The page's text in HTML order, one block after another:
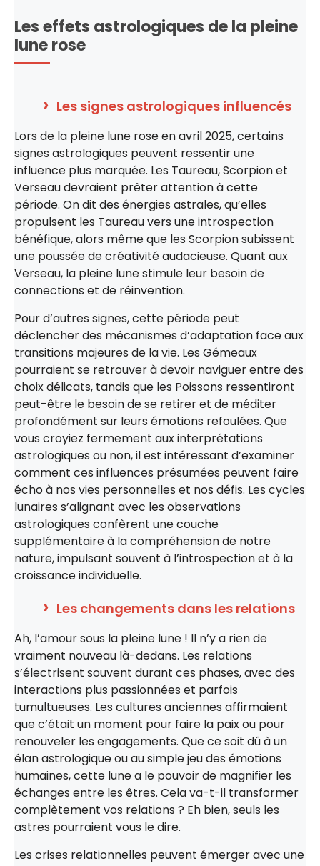
Les effets astrologiques de la pleine
lune rose
Les signes astrologiques influencés
Lors de la pleine lune rose en avril 2025, certains
signes astrologiques peuvent ressentir une
influence plus marquée. Les Taureau, Scorpion et
Verseau devraient prêter attention à cette
période. On dit des énergies astrales, qu’elles
propulsent les Taureau vers une introspection
bénéfique, alors même que les Scorpion subissent
une poussée de créativité audacieuse. Quant aux
Verseau, la pleine lune stimule leur besoin de
connections et de réinvention.
Pour d’autres signes, cette période peut
déclencher des mécanismes d’adaptation face aux
transitions majeures de la vie. Les Gémeaux
pourraient se retrouver à devoir naviguer entre des
choix délicats, tandis que les Poissons ressentiront
peut-être le besoin de se retirer et de méditer
profondément sur leurs émotions refoulées. Que
vous croyiez fermement aux interprétations
astrologiques ou non, il est intéressant d’examiner
comment ces influences présumées peuvent faire
écho à nos vies personnelles et nos défis. Les cycles
lunaires s’alignant avec les observations
astrologiques confèrent une couche
supplémentaire à la compréhension de notre
nature, impulsant souvent à l’introspection et à la
croissance individuelle.
Les changements dans les relations
Ah, l’amour sous la pleine lune ! Il n’y a rien de
vraiment nouveau là-dedans. Les relations
s’électrisent souvent durant ces phases, avec des
interactions plus passionnées et parfois
tumultueuses. Les cultures anciennes affirmaient
que c’était un moment pour faire la paix ou pour
renouveler les engagements. Que ce soit dû à un
élan astrologique ou au simple jeu des émotions
humaines, cette lune a le pouvoir de magnifier les
échanges entre les êtres. Cela va-t-il transformer
complètement vos relations ? Eh bien, seuls les
astres pourraient vous le dire.
Les crises relationnelles peuvent émerger avec une